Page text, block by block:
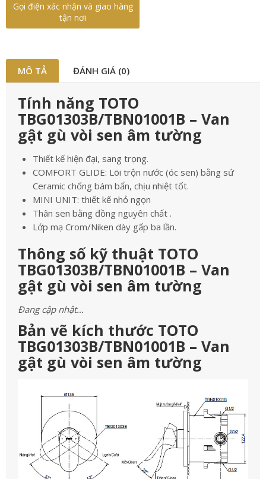
Gọi điện xác nhận và giao hàng
tận nơi
MÔ TẢ ĐÁNH GIÁ (0)
Tính năng TOTO
TBG01303B/TBN01001B – Van
gật gù vòi sen âm tường
Thiết kế hiện đại, sang trọng.
COMFORT GLIDE: Lõi trộn nước (óc sen) bằng sứ
Ceramic chống bám bẩn, chịu nhiệt tốt.
MINI UNIT: thiết kế nhỏ ngọn
Thân sen bằng đồng nguyên chất .
Lớp mạ Crom/Niken dày gấp ba lần.
Thông số kỹ thuật TOTO
TBG01303B/TBN01001B – Van
gật gù vòi sen âm tường
Đang cập nhật…
Bản vẽ kích thước TOTO
TBG01303B/TBN01001B – Van
gật gù vòi sen âm tường